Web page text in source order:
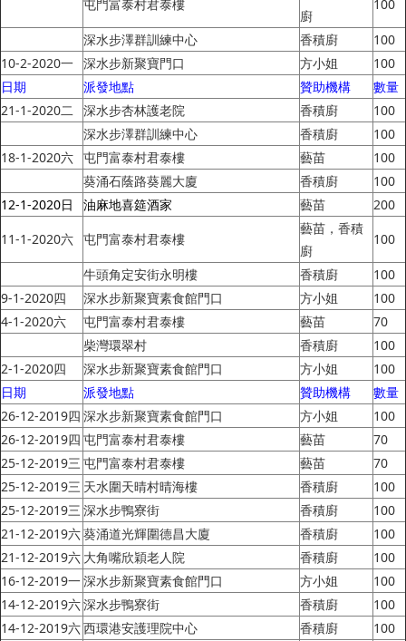
屯門富泰村君泰樓
廚
100
深水步澤群訓練中心 香積廚
100
10-2-2020一 深水步新聚寶門口 方小姐
100
日期
派發地點 贊助機構
數量
21-1-2020二
深水步杏林護老院 香積廚
100
深水步澤群訓練中心
香積廚
100
18-1-2020六 屯門富泰村君泰樓 藝苗
100
葵涌石蔭路葵麗大廈
香積廚
100
12-1-2020日
油麻地喜筵酒家 藝苗
200
11-1-2020六 屯門富泰村君泰樓
藝苗，香積
廚
100
牛頭角定安街永明樓 香積廚
100
9-1-2020四
深水步新聚寶素食館門口 方小姐
100
4-1-2020六
屯門富泰村君泰樓 藝苗
70
柴灣環翠村
香積廚
100
2-1-2020四
深水步新聚寶素食館門口 方小姐
100
日期
派發地點 贊助機構
數量
26-12-2019四 深水步新聚寶素食館門口 方小姐
100
26-12-2019四 屯門富泰村君泰樓 藝苗
70
25-12-2019三 屯門富泰村君泰樓 藝苗
70
25-12-2019三 天水圍天晴村晴海樓 香積廚
100
25-12-2019三 深水步鴨寮街 香積廚
100
21-12-2019六葵涌道光輝圍德昌大廈 香積廚
100
21-12-2019六 大角嘴欣穎老人院 香積廚
100
16-12-2019一深水步新聚寶素食館門口 方小姐
100
14-12-2019六深水步鴨寮街 香積廚
100
14-12-2019六西環港安護理院中心 香積廚
100